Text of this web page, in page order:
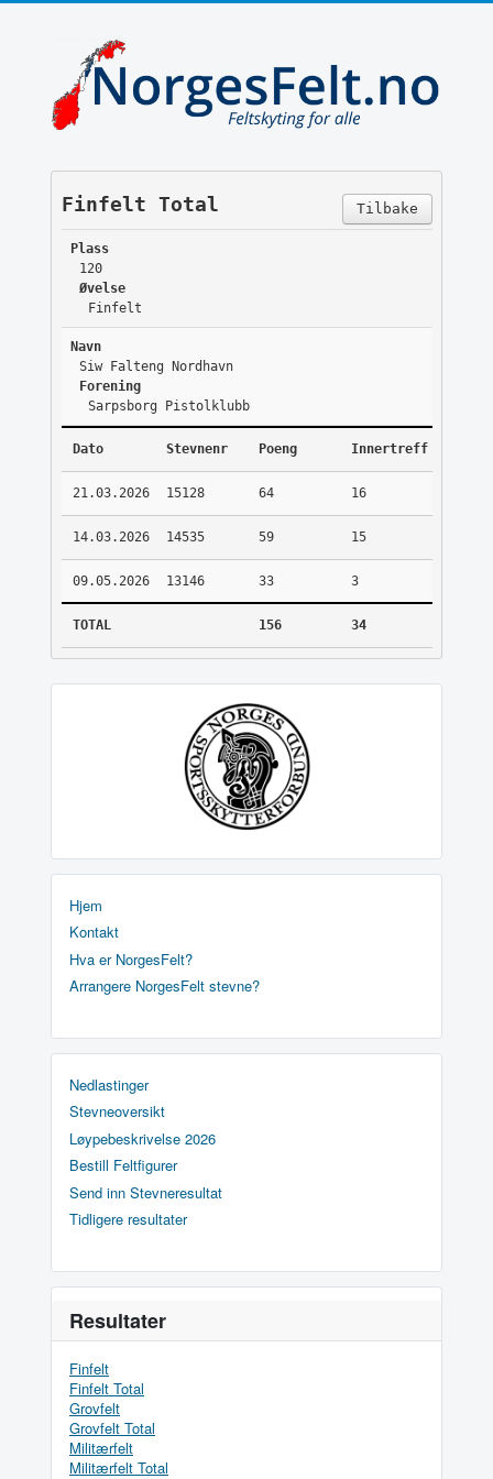
Tilbake
Finfelt Total
Plass
120
Øvelse
Finfelt
Navn
Siw Falteng Nordhavn
Forening
Sarpsborg Pistolklubb
Dato Stevnenr Poeng Innertreff
21.03.2026 15128 64 16
14.03.2026 14535 59 15
09.05.2026 13146 33 3
TOTAL 156 34
Hjem
Kontakt
Hva er NorgesFelt?
Arrangere NorgesFelt stevne?
Nedlastinger
Stevneoversikt
Løypebeskrivelse 2026
Bestill Feltfigurer
Send inn Stevneresultat
Tidligere resultater
Resultater
Finfelt
Finfelt Total
Grovfelt
Grovfelt Total
Militærfelt
Militærfelt Total